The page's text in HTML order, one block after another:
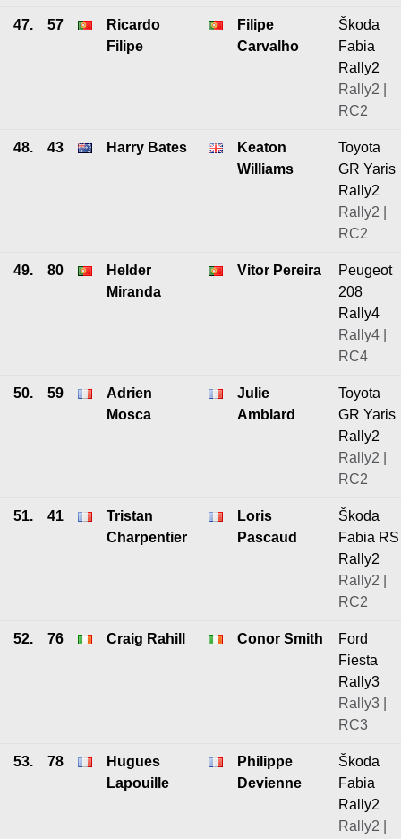
47. 57
Ricardo
Filipe
Filipe
Carvalho
Škoda
Fabia
Rally2
Rally2 |
RC2
48. 43 Harry Bates
Keaton
Williams
Toyota
GR Yaris
Rally2
Rally2 |
RC2
49. 80
Helder
Miranda
Vitor Pereira
Peugeot
208
Rally4
Rally4 |
RC4
50. 59
Adrien
Mosca
Julie
Amblard
Toyota
GR Yaris
Rally2
Rally2 |
RC2
51. 41
Tristan
Charpentier
Loris
Pascaud
Škoda
Fabia RS
Rally2
Rally2 |
RC2
52. 76 Craig Rahill Conor Smith
Ford
Fiesta
Rally3
Rally3 |
RC3
53. 78
Hugues
Lapouille
Philippe
Devienne
Škoda
Fabia
Rally2
Rally2 |